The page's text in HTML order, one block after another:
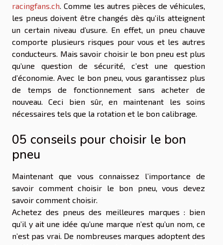
racingfans.ch. Comme les autres pièces de véhicules,
les pneus doivent être changés dès qu’ils atteignent
un certain niveau d’usure. En effet, un pneu chauve
comporte plusieurs risques pour vous et les autres
conducteurs. Mais savoir choisir le bon pneu est plus
qu’une question de sécurité, c’est une question
d’économie. Avec le bon pneu, vous garantissez plus
de temps de fonctionnement sans acheter de
nouveau. Ceci bien sûr, en maintenant les soins
nécessaires tels que la rotation et le bon calibrage.
05 conseils pour choisir le bon
pneu
Maintenant que vous connaissez l’importance de
savoir comment choisir le bon pneu, vous devez
savoir comment choisir.
Achetez des pneus des meilleures marques : bien
qu’il y ait une idée qu’une marque n’est qu’un nom, ce
n’est pas vrai. De nombreuses marques adoptent des